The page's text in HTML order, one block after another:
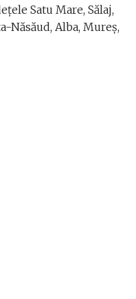
Satu Mare, Sălaj,
Năsăud, Alba, Mureş,